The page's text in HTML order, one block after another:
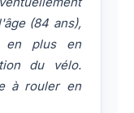
(84 ans),
plus en
du vélo.
à rouler en